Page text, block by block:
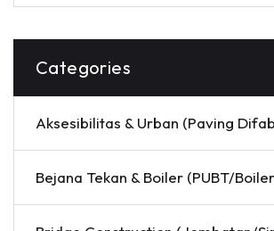
Categories
Aksesibilitas & Urban (Paving
Bejana Tekan & Boiler (PUBT/